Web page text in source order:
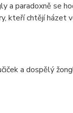
a paradoxně se
kteří chtějí házet
a dospělý